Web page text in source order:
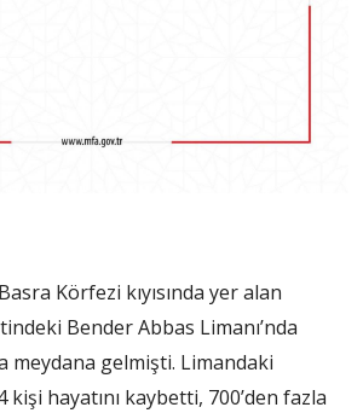
Körfezi kıyısında yer alan
Bender Abbas Limanı’nda
meydana gelmişti. Limandaki
hayatını kaybetti, 700’den fazla